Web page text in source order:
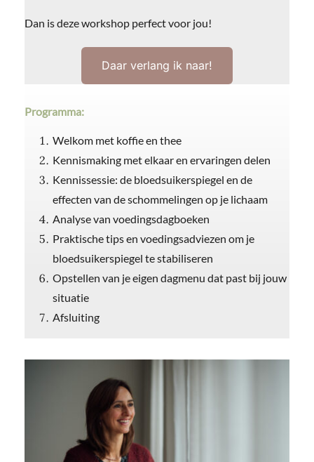
Dan is deze workshop perfect voor jou!
Daar verlang ik naar!
Programma:
Welkom met koffie en thee
Kennismaking met elkaar en ervaringen delen
Kennissessie: de bloedsuikerspiegel en de
effecten van de schommelingen op je lichaam
Analyse van voedingsdagboeken
Praktische tips en voedingsadviezen om je
bloedsuikerspiegel te stabiliseren
Opstellen van je eigen dagmenu dat past bij jouw
situatie
Afsluiting